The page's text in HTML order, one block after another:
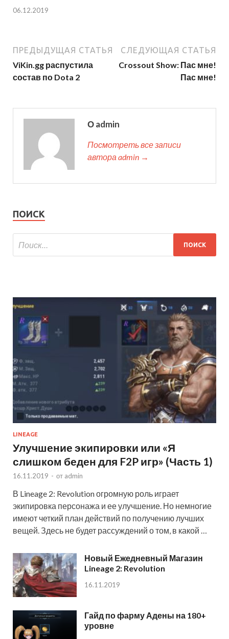
06.12.2019
ПРЕДЫДУЩАЯ СТАТЬЯ
ViKin.gg распустила
состав по Dota 2
СЛЕДУЮЩАЯ СТАТЬЯ
Crossout Show: Пас мне!
Пас мне!
О admin
Посмотреть все записи
автора admin →
ПОИСК
LINEAGE
Улучшение экипировки или «Я
слишком беден для F2P игр» (Часть 1)
16.11.2019 - от admin
В Lineage 2: Revolution огромную роль играет
экипировка персонажа и ее улучшение. Но немногие
имеют четкий план действий по получению лучших
вещей. Здесь не будет рассуждений о том, в какой …
Новый Ежедневный Магазин
Lineage 2: Revolution
16.11.2019
Гайд по фарму Адены на 180+
уровне